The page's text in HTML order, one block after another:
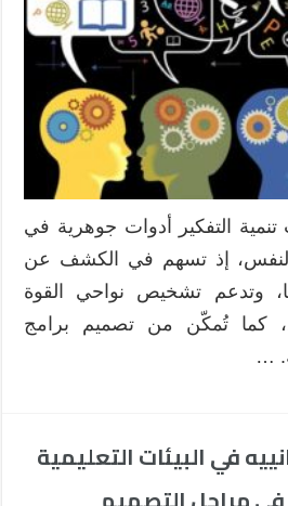
التفكير
بين
المقننة
والمعدة
من
الباحثين:
تحليل
نقدي
واتجاهات
مستقبلية
مغلقة
تنمية التفكير أدوات جوهرية في
النفس، إذ تسهم في الكشف عن
وتدعم تشخيص نواحي القوة
كما تُمكّن من تصميم برامج
…
في البيئات التعليمية